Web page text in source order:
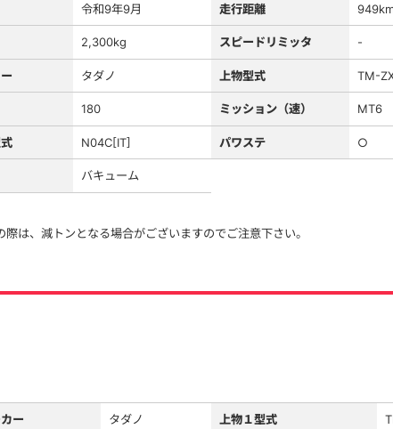
令和9年9月 走行距離
2,300kg スピードリミッタ -
タダノ 上物型式 TM-
180 ミッション（速） MT6
N04C[IT] パワステ ○
バキューム
は、減トンとなる場合がございますのでご注意下さい。
ー タダノ 上物１型式